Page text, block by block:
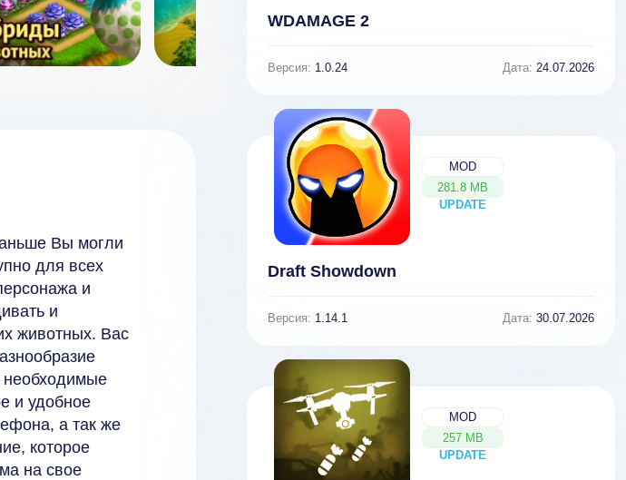
Вы могли
для всех
и
и
животных. Вас
необходимые
и удобное
а так же
которое
на свое
WDAMAGE 2
Версия: 1.0.24 Дата: 24.07.2026
MOD
281.8 MB
UPDATE
NEW
Draft Showdown
Версия: 1.14.1 Дата: 30.07.2026
MOD
257 MB
UPDATE
NEW